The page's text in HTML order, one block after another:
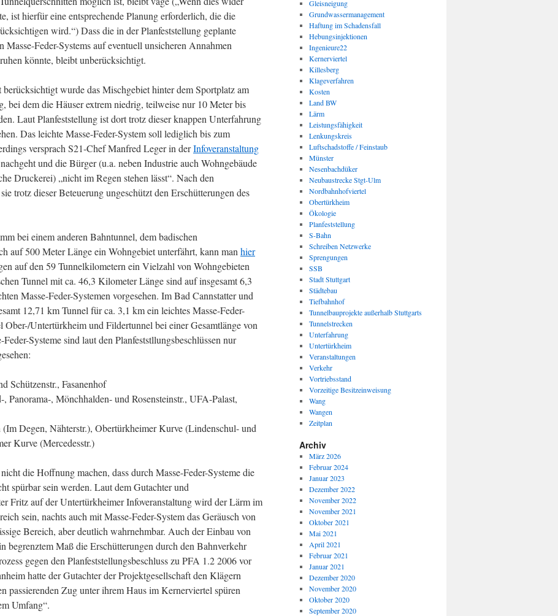
ist hierfür eine entsprechende Planung erforderlich, die die
wird.“) Dass die in der Planfeststellung geplante
Feder-Systems auf eventuell unsicheren Annahmen
könnte, bleibt unberücksichtigt.
wurde das Mischgebiet hinter dem Sportplatz am
bei dem die Häuser extrem niedrig, teilweise nur 10 Meter bis
Laut Planfeststellung ist dort trotz dieser knappen Unterfahrung
Das leichte Masse-Feder-System soll lediglich bis zum
versprach S21-Chef Manfred Leger in derInfoveranstaltung
und die Bürger (u.a. neben Industrie auch Wohngebäude
Druckerei) „nicht im Regen stehen lässt“. Nach den
trotz dieser Beteuerung ungeschützt den Erschütterungen des
bei einem anderen Bahntunnel, dem badischen
auf 500 Meter Länge ein Wohngebiet unterfährt, kann man hier
auf den 59 Tunnelkilometern ein Vielzahl von Wohngebieten
Tunnel mit ca. 46,3 Kilometer Länge sind auf insgesamt 6,3
Masse-Feder-Systemen vorgesehen. Im Bad Cannstatter und
12,71 km Tunnel für ca. 3,1 km ein leichtes Masse-Feder-
Ober-/Untertürkheim und Fildertunnel bei einer Gesamtlänge von
Systeme sind laut den Planfeststllungsbeschlüssen nur
Schützenstr., Fasanenhof
Panorama-, Mönchhalden- und Rosensteinstr., UFA-Palast,
Degen, Nähterstr.), Obertürkheimer Kurve (Lindenschul- und
Kurve (Mercedesstr.)
die Hoffnung machen, dass durch Masse-Feder-Systeme die
spürbar sein werden. Laut dem Gutachter und
Fritz auf der Untertürkheimer Infoveranstaltung wird der Lärm im
sein, nachts auch mit Masse-Feder-System das Geräusch von
Bereich, aber deutlich wahrnehmbar. Auch der Einbau von
begrenztem Maß die Erschütterungen durch den Bahnverkehr
gegen den Planfeststellungsbeschluss zu PFA 1.2 2006 vor
hatte der Gutachter der Projektgesellschaft den Klägern
passierenden Zug unter ihrem Haus im Kernerviertel spüren
Umfang“.
Gleisneigung
Grundwassermanagement
Haftung im Schadensfall
Hebungsinjektionen
Ingenieure22
Kernerviertel
Killesberg
Klageverfahren
Kosten
Land BW
Lärm
Leistungsfähigkeit
Lenkungskreis
Luftschadstoffe / Feinstaub
Münster
Nesenbachdüker
Neubaustrecke Stgt-Ulm
Nordbahnhofviertel
Obertürkheim
Ökologie
Planfeststellung
S-Bahn
Schreiben Netzwerke
Sprengungen
SSB
Stadt Stuttgart
Städtebau
Tiefbahnhof
Tunnelbauprojekte außerhalb Stuttgarts
Tunnelstrecken
Unterfahrung
Untertürkheim
Veranstaltungen
Verkehr
Vortriebsstand
Vorzeitige Besitzeinweisung
Wang
Wangen
Zeitplan
Archiv
März 2026
Februar 2024
Januar 2023
Dezember 2022
November 2022
November 2021
Oktober 2021
Mai 2021
April 2021
Februar 2021
Januar 2021
Dezember 2020
November 2020
Oktober 2020
September 2020